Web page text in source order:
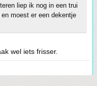
liep ik nog in een trui
moest er een dekentje
wel iets frisser.